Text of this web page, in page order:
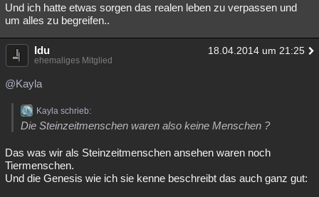
Und ich hatte etwas sorgen das realen leben zu verpassen und
um alles zu begreifen..
Idu 18.04.2014 um 21:25
ehemaliges Mitglied
@Kayla
Kayla schrieb:
Die Steinzeitmenschen waren also keine Menschen ?
Das was wir als Steinzeitmenschen ansehen waren noch
Tiermenschen.
Und die Genesis wie ich sie kenne beschreibt das auch ganz gut: